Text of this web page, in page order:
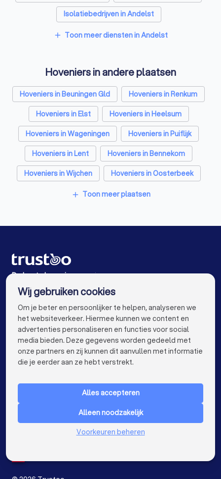
Isolatiebedrijven in Andelst
Ongediertebestrijders in Andelst
Zonwering specialisten in Andelst
Badkamer installateurs in Andelst
Traprenovatie bedrijven in Andelst
Schoorsteenvegers in Andelst
Hekwerkspecialisten in Andelst
Stratenmakers in Andelst
Boomverzorgers in Andelst
add Toon meer diensten in Andelst
Hoveniers in andere plaatsen
Hoveniers in Beuningen Gld
Hoveniers in Renkum
Hoveniers in Elst
Hoveniers in Heelsum
Hoveniers in Wageningen
Hoveniers in Puiflijk
Hoveniers in Lent
Hoveniers in Bennekom
Hoveniers in Wijchen
Hoveniers in Oosterbeek
Hoveniers in Amsterdam
Hoveniers in Rotterdam
Hoveniers in Groningen
Hoveniers in Breda
Hoveniers in Nijmegen
Hoveniers in Enschede
Hoveniers in Arnhem
Hoveniers in Amersfoort
Hoveniers in Apeldoorn
Hoveniers in Den Bosch
Hoveniers in Maastricht
Hoveniers in Leiden
Hoveniers bij jou in de buurt
add Toon meer plaatsen
De beste hoveniers voor jou
VOOR PARTICULIEREN keyboard_arrow_down
Nederland
Wij gebruiken cookies
Om je beter en persoonlijker te helpen, analyseren we
het websiteverkeer. Hiermee kunnen we content en
advertenties personaliseren en functies voor social
media bieden. Deze gegevens worden gedeeld met
onze partners en zij kunnen dit aanvullen met informatie
die je eerder aan ze hebt verstrekt.
Alles accepteren
Alleen noodzakelijk
Voorkeuren beheren